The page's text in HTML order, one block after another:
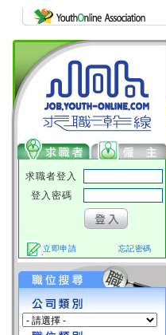
求職者登入
登入密碼
立即申請 忘記密碼